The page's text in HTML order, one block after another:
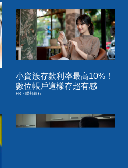
小資族存款利率最高10%！
數位帳戶這樣存超有感
PR・聯邦銀行